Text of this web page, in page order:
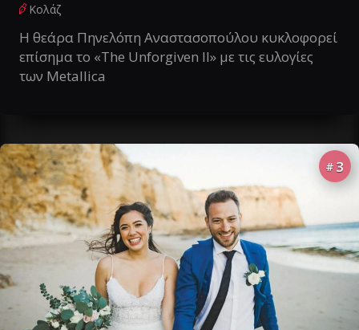
Κολάζ
Η θεάρα Πηνελόπη Αναστασοπούλου κυκλοφορεί
επίσημα το «The Unforgiven II» με τις ευλογίες
των Metallica
# 3